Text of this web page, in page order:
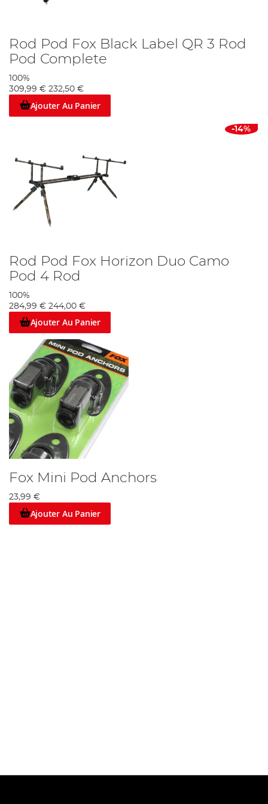
Rod Pod Fox Black Label QR 3 Rod
Pod Complete
100%
309,99 € 232,50 €
Ajouter Au Panier
-14%
Rod Pod Fox Horizon Duo Camo
Pod 4 Rod
100%
284,99 € 244,00 €
Ajouter Au Panier
Fox Mini Pod Anchors
23,99 €
Ajouter Au Panier